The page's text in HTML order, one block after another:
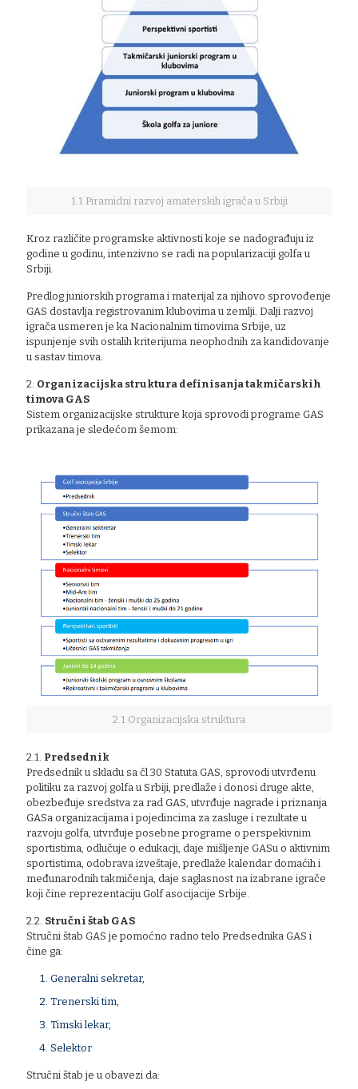
1.1 Piramidni razvoj amaterskih igrača u Srbiji
Kroz različite programske aktivnosti koje se nadograđuju iz
godine u godinu, intenzivno se radi na popularizaciji golfa u
Srbiji.
Predlog juniorskih programa i materijal za njihovo sprovođenje
GAS dostavlja registrovanim klubovima u zemlji. Dalji razvoj
igrača usmeren je ka Nacionalnim timovima Srbije, uz
ispunjenje svih ostalih kriterijuma neophodnih za kandidovanje
u sastav timova.
2. Organizacijska struktura definisanja takmičarskih
timova GAS
Sistem organizacijske strukture koja sprovodi programe GAS
prikazana je sledećom šemom:
2.1 Organizacijska struktura
2.1. Predsednik
Predsednik u skladu sa čl.30 Statuta GAS, sprovodi utvrđenu
politiku za razvoj golfa u Srbiji, predlaže i donosi druge akte,
obezbeđuje sredstva za rad GAS, utvrđuje nagrade i priznanja
GASa organizacijama i pojedincima za zasluge i rezultate u
razvoju golfa, utvrđuje posebne programe o perspekivnim
sportistima, odlučuje o edukacji, daje mišljenje GASu o aktivnim
sportistima, odobrava izveštaje, predlaže kalendar domaćih i
međunarodnih takmičenja, daje saglasnost na izabrane igrače
koji čine reprezentaciju Golf asocijacije Srbije.
2.2. Stručni štab GAS
Stručni štab GAS je pomoćno radno telo Predsednika GAS i
čine ga:
Generalni sekretar,
Trenerski tim,
Timski lekar,
Selektor
Stručni štab je u obavezi da: